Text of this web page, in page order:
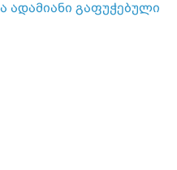
ადამიანი გაფუჭებული